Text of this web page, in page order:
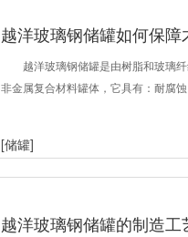
越洋玻璃钢储罐如何保
越洋玻璃钢储罐是由树脂和玻璃
非金属复合材料罐体，它具有：耐腐
[储罐]
越洋玻璃钢储罐的制造工